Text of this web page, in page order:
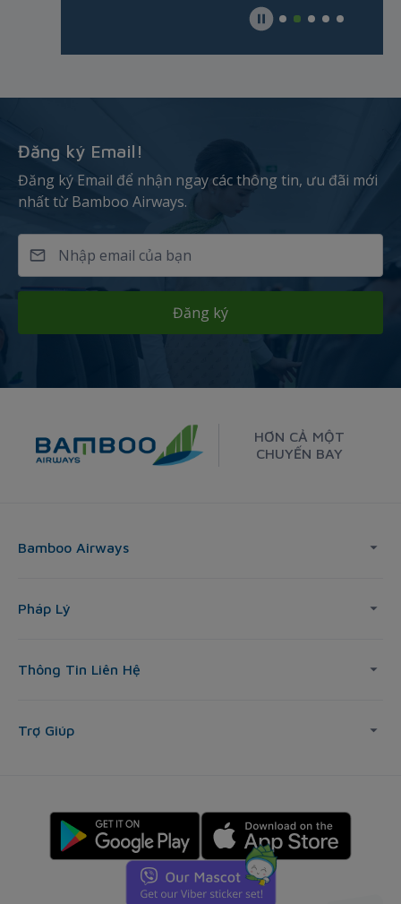
Đăng ký Email!
Đăng ký Email để nhận ngay các thông tin, ưu đãi mới
nhất từ Bamboo Airways.
Đăng ký
HƠN CẢ MỘT
CHUYẾN BAY
Bamboo Airways
Pháp Lý
Thông Tin Liên Hệ
Trợ Giúp